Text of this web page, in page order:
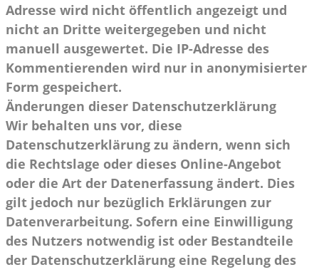
Adresse wird nicht öffentlich angezeigt und
nicht an Dritte weitergegeben und nicht
manuell ausgewertet. Die IP-Adresse des
Kommentierenden wird nur in anonymisierter
Form gespeichert.
Änderungen dieser Datenschutzerklärung
Wir behalten uns vor, diese
Datenschutzerklärung zu ändern, wenn sich
die Rechtslage oder dieses Online-Angebot
oder die Art der Datenerfassung ändert. Dies
gilt jedoch nur bezüglich Erklärungen zur
Datenverarbeitung. Sofern eine Einwilligung
des Nutzers notwendig ist oder Bestandteile
der Datenschutzerklärung eine Regelung des